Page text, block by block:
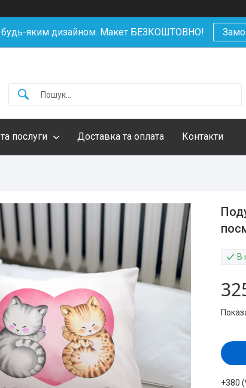
яким дизайном. Макет БЕЗКОШТОВНО!
послуги Доставка та оплата Контакти
В
+380